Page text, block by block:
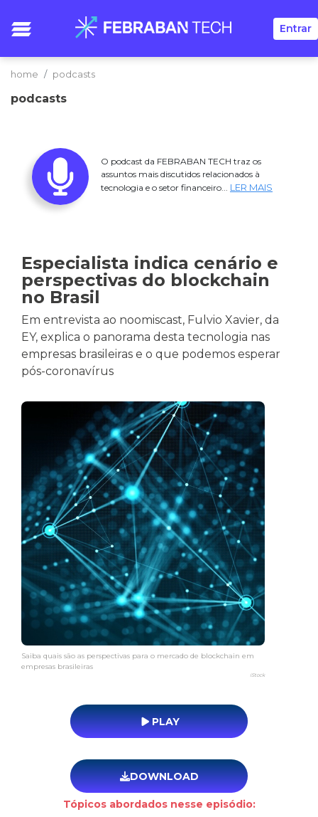
Entrar
home podcasts
podcasts
O podcast da FEBRABAN TECH traz os
assuntos mais discutidos relacionados à
tecnologia e o setor financeiro... LER MAIS
Especialista indica cenário e
perspectivas do blockchain
no Brasil
Em entrevista ao noomiscast, Fulvio Xavier, da
EY, explica o panorama desta tecnologia nas
empresas brasileiras e o que podemos esperar
pós-coronavírus
Saiba quais são as perspectivas para o mercado de blockchain em
empresas brasileiras
iStock
PLAY
DOWNLOAD
Tópicos abordados nesse episódio: